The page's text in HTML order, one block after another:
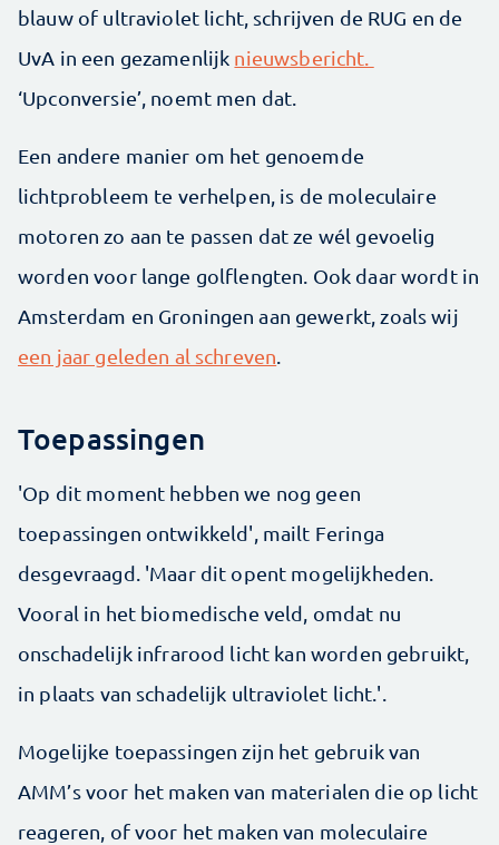
blauw of ultraviolet licht, schrijven de RUG en de
UvA in een gezamenlijk nieuwsbericht.
‘Upconversie’, noemt men dat.
Een andere manier om het genoemde
lichtprobleem te verhelpen, is de moleculaire
motoren zo aan te passen dat ze wél gevoelig
worden voor lange golflengten. Ook daar wordt in
Amsterdam en Groningen aan gewerkt, zoals wij
een jaar geleden al schreven
Toepassingen
'Op dit moment hebben we nog geen
toepassingen ontwikkeld', mailt Feringa
desgevraagd. 'Maar dit opent mogelijkheden.
Vooral in het biomedische veld, omdat nu
onschadelijk infrarood licht kan worden gebruikt,
in plaats van schadelijk ultraviolet licht.'.
Mogelijke toepassingen zijn het gebruik van
AMM’s voor het maken van materialen die op licht
reageren, of voor het maken van moleculaire